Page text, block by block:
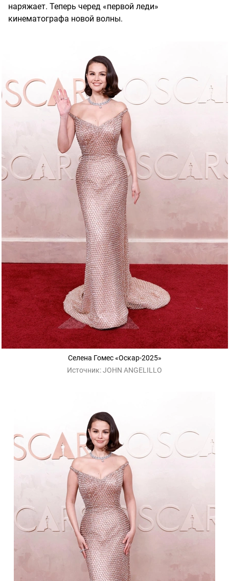
наряжает. Теперь черед «первой леди»
кинематографа новой волны.
Селена Гомес «Оскар-2025»
Источник:JOHN ANGELILLO